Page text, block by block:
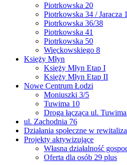
Piotrkowska 20
Piotrkowska 34 / Jaracza 1
Piotrkowska 36/38
Piotrkowska 41
Piotrkowska 50
Więckowskiego 8
Księży Młyn
Księży Młyn Etap I
Księży Młyn Etap II
Nowe Centrum Łodzi
Moniuszki 3/5
Tuwima 10
Droga łącząca ul.
ul. Zachodnia 76
Działania społeczne w
Projekty aktywizujące
Własna działalność
Oferta dla osób 29 plus